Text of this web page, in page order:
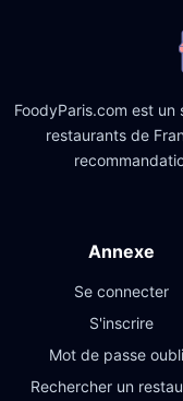
FoodyParis.com est
restaurants de
Annexe
Se connecter
S'inscrire
Mot de passe
Rechercher un